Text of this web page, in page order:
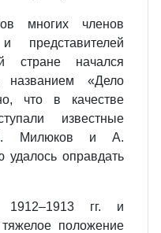
многих членов
представителей
стране начался
«Дело
что в качестве
известные
П. Милюков и А.
оправдать
1912–1913 гг. и
положение